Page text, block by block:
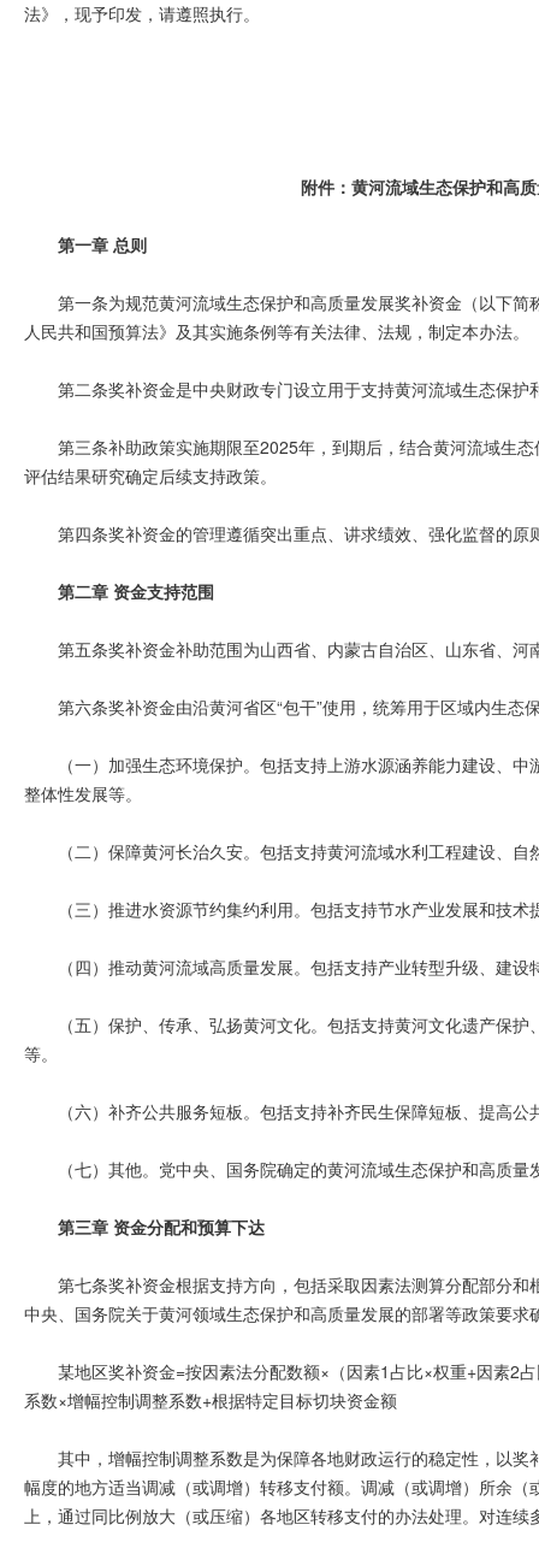
法》，现予印发，请遵照执行。
附件：黄河流域生态保护和高
第一章 总则
第一条为规范黄河流域生态保护和高质量发展奖补资金（以下
人民共和国预算法》及其实施条例等有关法律、法规，制定本办法。
第二条奖补资金是中央财政专门设立用于支持黄河流域生态保护
第三条补助政策实施期限至2025年，到期后，结合黄河流域生
评估结果研究确定后续支持政策。
第四条奖补资金的管理遵循突出重点、讲求绩效、强化监督的原
第二章 资金支持范围
第五条奖补资金补助范围为山西省、内蒙古自治区、山东省、
第六条奖补资金由沿黄河省区“包干”使用，统筹用于区域内生
（一）加强生态环境保护。包括支持上游水源涵养能力建设、
整体性发展等。
（二）保障黄河长治久安。包括支持黄河流域水利工程建设、
（三）推进水资源节约集约利用。包括支持节水产业发展和技
（四）推动黄河流域高质量发展。包括支持产业转型升级、建
（五）保护、传承、弘扬黄河文化。包括支持黄河文化遗产保
等。
（六）补齐公共服务短板。包括支持补齐民生保障短板、提高公
（七）其他。党中央、国务院确定的黄河流域生态保护和高质量
第三章 资金分配和预算下达
第七条奖补资金根据支持方向，包括采取因素法测算分配部分
中央、国务院关于黄河领域生态保护和高质量发展的部署等政策要求
某地区奖补资金=按因素法分配数额×（因素1占比×权重+因素2
系数×增幅控制调整系数+根据特定目标切块资金额
其中，增幅控制调整系数是为保障各地财政运行的稳定性，以
幅度的地方适当调减（或调增）转移支付额。调减（或调增）所余
上，通过同比例放大（或压缩）各地区转移支付的办法处理。对连